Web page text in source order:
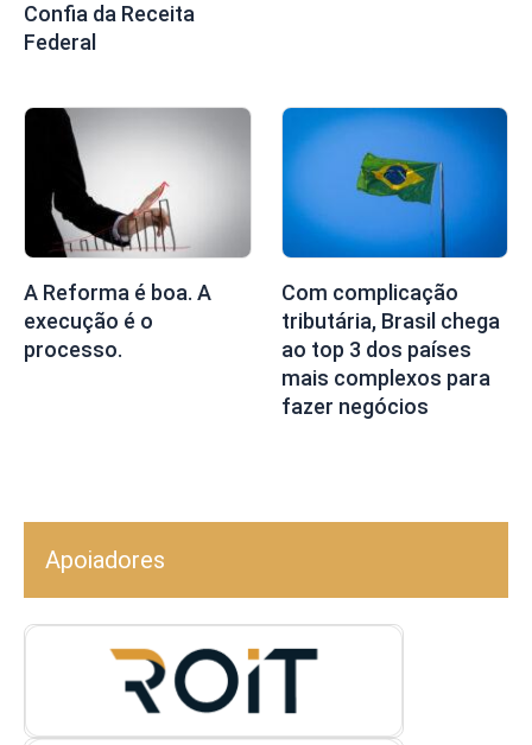
Confia da Receita
Federal
A Reforma é boa. A
execução é o
processo.
Com complicação
tributária, Brasil chega
ao top 3 dos países
mais complexos para
fazer negócios
Apoiadores